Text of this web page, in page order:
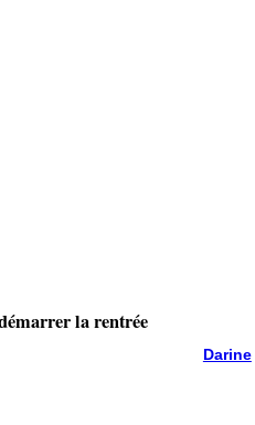
la rentrée
Darine